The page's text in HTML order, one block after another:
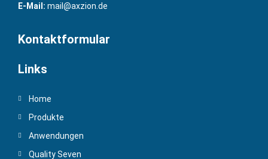
E-Mail: mail@axzion.de
Kontaktformular
Links
Home
Produkte
Anwendungen
Quality Seven